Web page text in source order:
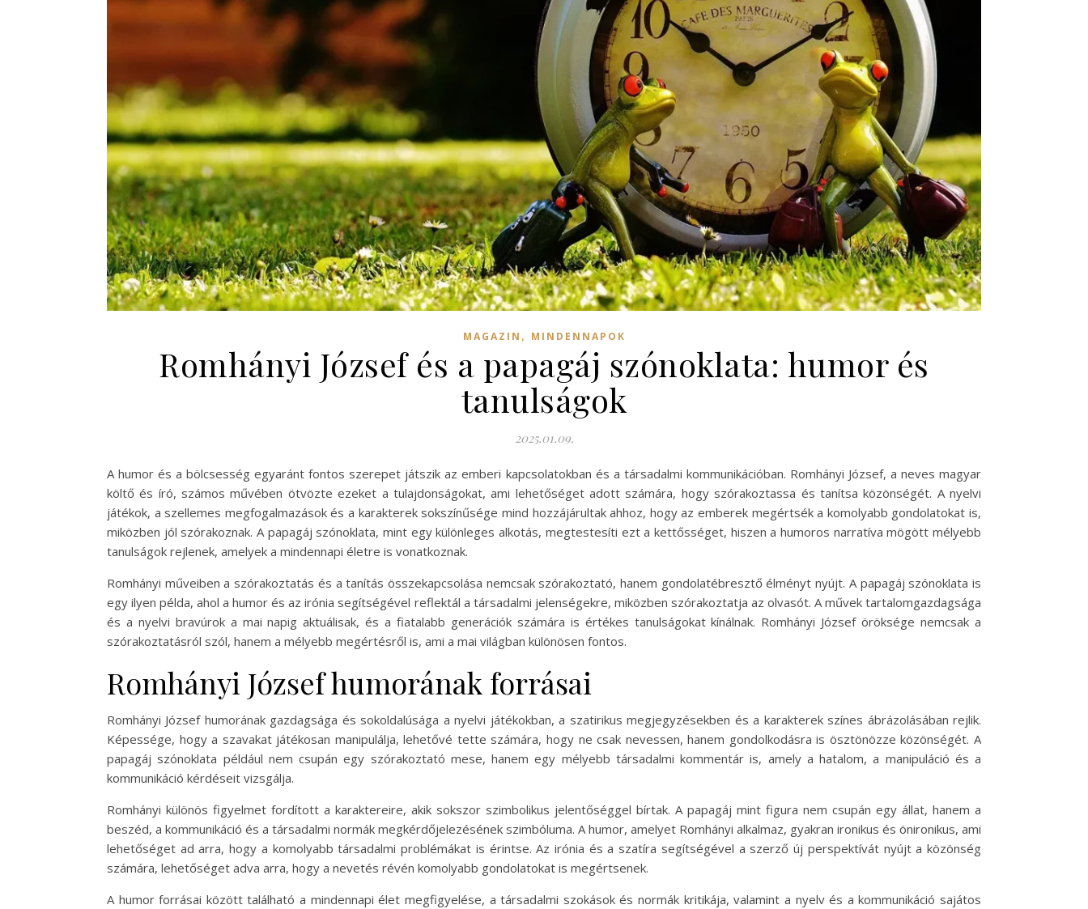
MAGAZIN , MINDENNAPOK
Romhányi József és a papagáj szónoklata: humor és
tanulságok
2025.01.09.
A humor és a bölcsesség egyaránt fontos szerepet játszik az emberi kapcsolatokban és a társadalmi kommunikációban. Romhányi József, a neves magyar
költő és író, számos művében ötvözte ezeket a tulajdonságokat, ami lehetőséget adott számára, hogy szórakoztassa és tanítsa közönségét. A nyelvi
játékok, a szellemes megfogalmazások és a karakterek sokszínűsége mind hozzájárultak ahhoz, hogy az emberek megértsék a komolyabb gondolatokat is,
miközben jól szórakoznak. A papagáj szónoklata, mint egy különleges alkotás, megtestesíti ezt a kettősséget, hiszen a humoros narratíva mögött mélyebb
tanulságok rejlenek, amelyek a mindennapi életre is vonatkoznak.
Romhányi műveiben a szórakoztatás és a tanítás összekapcsolása nemcsak szórakoztató, hanem gondolatébresztő élményt nyújt. A papagáj szónoklata is
egy ilyen példa, ahol a humor és az irónia segítségével reflektál a társadalmi jelenségekre, miközben szórakoztatja az olvasót. A művek tartalomgazdagsága
és a nyelvi bravúrok a mai napig aktuálisak, és a fiatalabb generációk számára is értékes tanulságokat kínálnak. Romhányi József öröksége nemcsak a
szórakoztatásról szól, hanem a mélyebb megértésről is, ami a mai világban különösen fontos.
Romhányi József humorának forrásai
Romhányi József humorának gazdagsága és sokoldalúsága a nyelvi játékokban, a szatirikus megjegyzésekben és a karakterek színes ábrázolásában rejlik.
Képessége, hogy a szavakat játékosan manipulálja, lehetővé tette számára, hogy ne csak nevessen, hanem gondolkodásra is ösztönözze közönségét. A
papagáj szónoklata például nem csupán egy szórakoztató mese, hanem egy mélyebb társadalmi kommentár is, amely a hatalom, a manipuláció és a
kommunikáció kérdéseit vizsgálja.
Romhányi különös figyelmet fordított a karaktereire, akik sokszor szimbolikus jelentőséggel bírtak. A papagáj mint figura nem csupán egy állat, hanem a
beszéd, a kommunikáció és a társadalmi normák megkérdőjelezésének szimbóluma. A humor, amelyet Romhányi alkalmaz, gyakran ironikus és önironikus, ami
lehetőséget ad arra, hogy a komolyabb társadalmi problémákat is érintse. Az irónia és a szatíra segítségével a szerző új perspektívát nyújt a közönség
számára, lehetőséget adva arra, hogy a nevetés révén komolyabb gondolatokat is megértsenek.
A humor forrásai között található a mindennapi élet megfigyelése, a társadalmi szokások és normák kritikája, valamint a nyelv és a kommunikáció sajátos